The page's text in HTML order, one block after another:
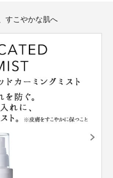
すこやかな肌へ